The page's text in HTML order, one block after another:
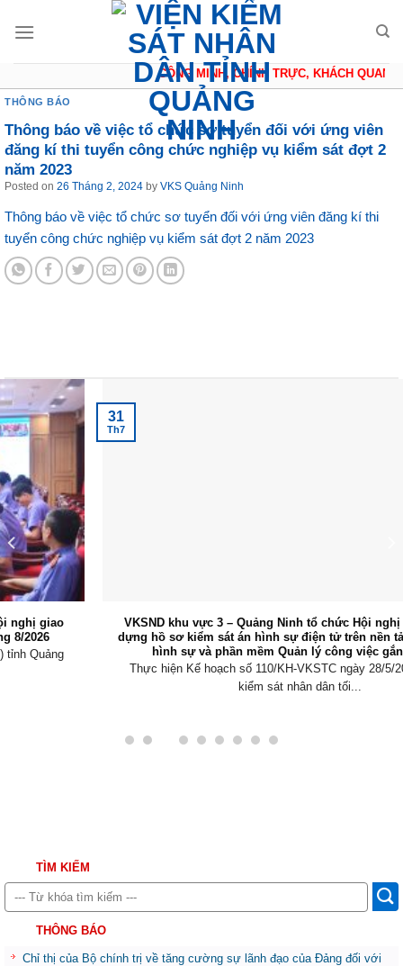
CÔNG MINH, CHÍNH TRỰC, KHÁCH QUAN,
THÔNG BÁO
Thông báo về việc tổ chức sơ tuyển đối với ứng viên
đăng kí thi tuyển công chức nghiệp vụ kiểm sát đợt 2
năm 2023
Posted on 26 Tháng 2, 2024 by VKS Quảng Ninh
Thông báo về việc tổ chức sơ tuyển đối với ứng viên đăng kí thi
tuyển công chức nghiệp vụ kiểm sát đợt 2 năm 2023
VKSND khu vực 3 – Quảng Ninh tổ chức Hội nghị tập huấn xây
dựng hồ sơ kiểm sát án hình sự điện tử trên nền tảng Quản lý án
hình sự và phần mềm Quản lý công việc gắn với KPI
Thực hiện Kế hoạch số 110/KH-VKSTC ngày 28/5/2026 của Viện
kiểm sát nhân dân tối...
31
Th7
TÌM KIẾM
THÔNG BÁO
Chỉ thị của Bộ chính trị về tăng cường sự lãnh đạo của Đảng đối với